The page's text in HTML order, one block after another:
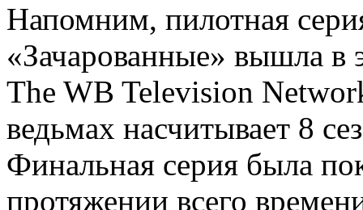
Напомним, пилотная
«Зачарованные» вышла в
The WB Television
ведьмах насчитывает 8
Финальная серия была
протяжении всего